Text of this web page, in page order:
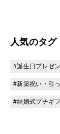
人気のタグ
#誕生日プレゼ
#新築祝い・引
#結婚式プチギ